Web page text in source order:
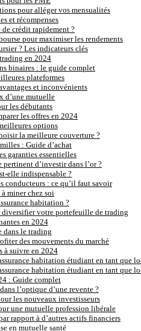
pour alléger vos mensualités
et récompenses
crédit rapidement ?
pour maximiser les rendements
? Les indicateurs clés
en 2024
binaires : le guide complet
plateformes
et inconvénients
d’une mutuelle
les débutants
les offres en 2024
options
la meilleure couverture ?
: Guide d’achat
garanties essentielles
d’investir dans l’or ?
elle indispensable ?
conducteurs : ce qu’il faut savoir
miner chez soi
habitation ?
votre portefeuille de trading
en 2024
dans le trading
des mouvements du marché
à suivre en 2024
habitation étudiant en tant que
habitation étudiant en tant que
: Guide complet
l’optique d’une revente ?
les nouveaux investisseurs
une mutuelle profession libérale
rapport à d’autres actifs financiers
en mutuelle santé